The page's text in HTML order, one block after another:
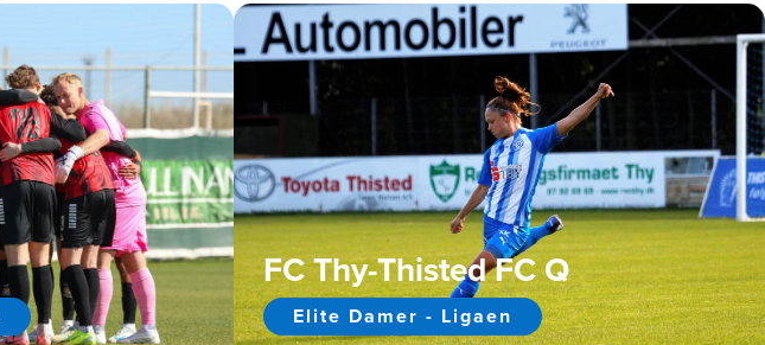
FC Thy-Thisted FC Q
Elite Damer - Ligaen